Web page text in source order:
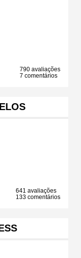
790 avaliações
7 comentários
641 avaliações
133 comentários